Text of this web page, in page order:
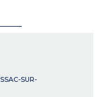
SUR-